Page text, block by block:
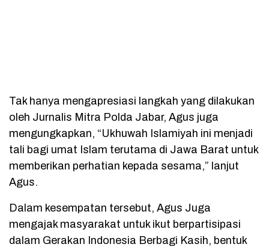
Tak hanya mengapresiasi langkah yang dilakukan
oleh Jurnalis Mitra Polda Jabar, Agus juga
mengungkapkan, “Ukhuwah Islamiyah ini menjadi
tali bagi umat Islam terutama di Jawa Barat untuk
memberikan perhatian kepada sesama,” lanjut
Agus.
Dalam kesempatan tersebut, Agus Juga
mengajak masyarakat untuk ikut berpartisipasi
dalam Gerakan Indonesia Berbagi Kasih, bentuk